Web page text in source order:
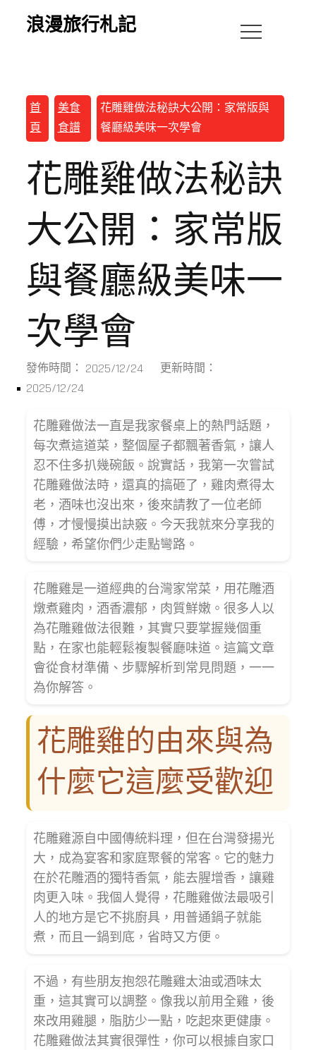
浪漫旅行札記
首
頁
美食
食譜
花雕雞做法秘訣大公開：家常版與
餐廳級美味一次學會
花雕雞做法秘訣
大公開：家常版
與餐廳級美味一
次學會
發佈時間： 2025/12/24 更新時間：
2025/12/24
花雕雞做法一直是我家餐桌上的熱門話題，
每次煮這道菜，整個屋子都飄著香氣，讓人
忍不住多扒幾碗飯。說實話，我第一次嘗試
花雕雞做法時，還真的搞砸了，雞肉煮得太
老，酒味也沒出來，後來請教了一位老師
傅，才慢慢摸出訣竅。今天我就來分享我的
經驗，希望你們少走點彎路。
花雕雞是一道經典的台灣家常菜，用花雕酒
燉煮雞肉，酒香濃郁，肉質鮮嫩。很多人以
為花雕雞做法很難，其實只要掌握幾個重
點，在家也能輕鬆複製餐廳味道。這篇文章
會從食材準備、步驟解析到常見問題，一一
為你解答。
花雕雞的由來與為
什麼它這麼受歡迎
花雕雞源自中國傳統料理，但在台灣發揚光
大，成為宴客和家庭聚餐的常客。它的魅力
在於花雕酒的獨特香氣，能去腥增香，讓雞
肉更入味。我個人覺得，花雕雞做法最吸引
人的地方是它不挑廚具，用普通鍋子就能
煮，而且一鍋到底，省時又方便。
不過，有些朋友抱怨花雕雞太油或酒味太
重，這其實可以調整。像我以前用全雞，後
來改用雞腿，脂肪少一點，吃起來更健康。
花雕雞做法其實很彈性，你可以根據自家口